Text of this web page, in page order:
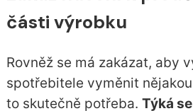
části výrobku
Rovněž se má zakázat, aby
spotřebitele vyměnit
to skutečně potřeba. Týká